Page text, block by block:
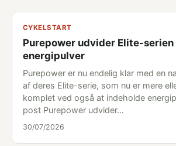
CYKELSTART
Purepower udvider Elite-serien
energipulver
Purepower er nu endelig klar med en
af deres Elite-serie, som nu er mere
komplet ved også at indeholde
post Purepower udvider…
30/07/2026